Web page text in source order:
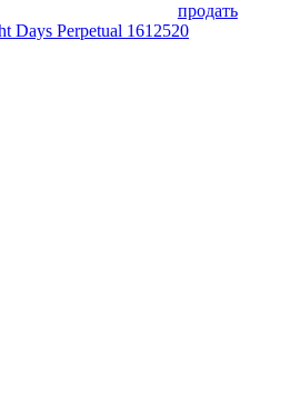
продать
Days Perpetual 1612520